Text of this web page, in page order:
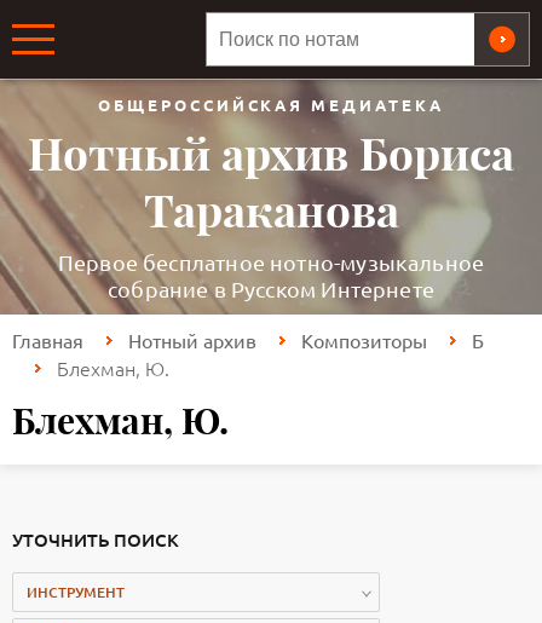
ОБЩЕРОССИЙСКАЯ МЕДИАТЕКА
Нотный архив Бориса
Тараканова
Первое бесплатное нотно-музыкальное
собрание в Русском Интернете
Главная Нотный архив Композиторы Б
Блехман, Ю.
Блехман, Ю.
УТОЧНИТЬ ПОИСК
ИНСТРУМЕНТ